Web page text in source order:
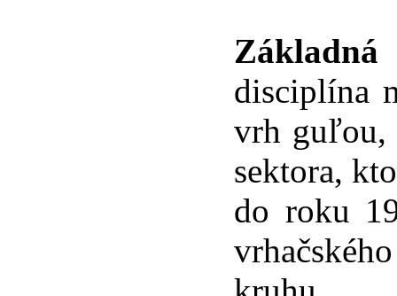
disciplína
vrh guľou,
sektora,
do roku